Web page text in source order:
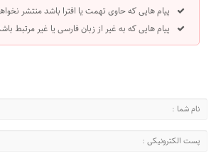
پیام هایی که حاوی تهمت یا افترا باشد منتشر
پیام هایی که به غیر از زبان فارسی یا غیر مرتبط